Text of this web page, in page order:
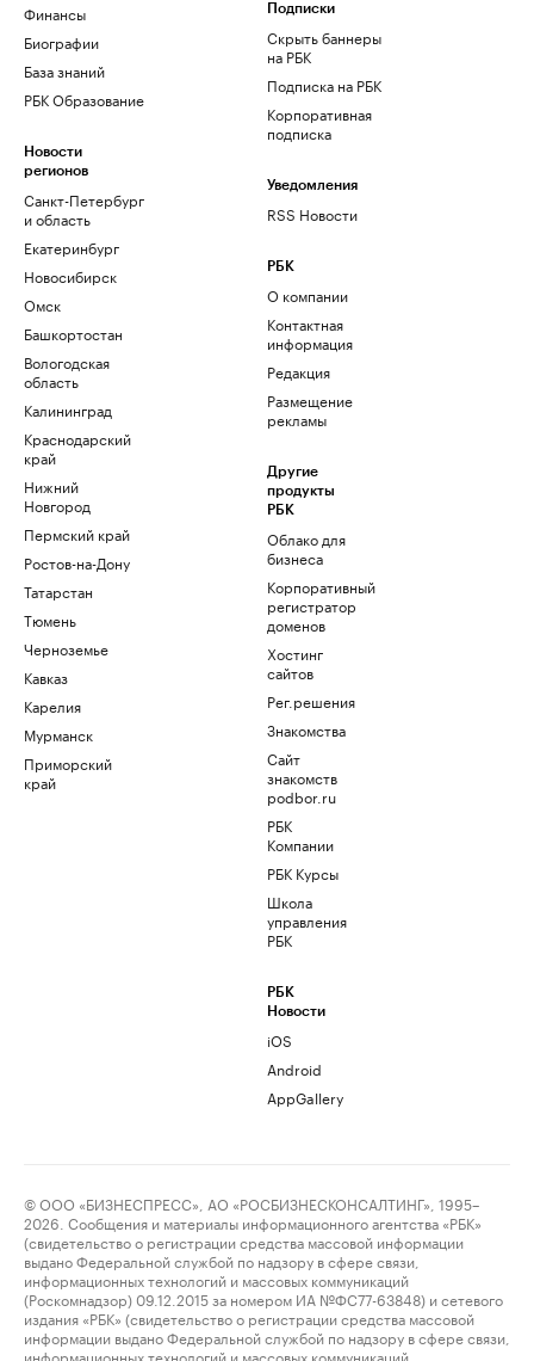
Финансы
Биографии
База знаний
РБК Образование
Новости
регионов
Санкт-Петербург
и область
Екатеринбург
Новосибирск
Омск
Башкортостан
Вологодская
область
Калининград
Краснодарский
край
Нижний
Новгород
Пермский край
Ростов-на-Дону
Татарстан
Тюмень
Черноземье
Кавказ
Карелия
Мурманск
Приморский
край
Подписки
Скрыть баннеры
на РБК
Подписка на РБК
Корпоративная
подписка
Уведомления
RSS Новости
РБК
О компании
Контактная
информация
Редакция
Размещение
рекламы
Другие
продукты
РБК
Облако для
бизнеса
Корпоративный
регистратор
доменов
Хостинг
сайтов
Рег.решения
Знакомства
Сайт
знакомств
podbor.ru
РБК
Компании
РБК Курсы
Школа
управления
РБК
РБК
Новости
iOS
Android
AppGallery
© ООО «БИЗНЕСПРЕСС», АО «РОСБИЗНЕСКОНСАЛТИНГ», 1995–
2026. Сообщения и материалы информационного агентства «РБК»
(свидетельство о регистрации средства массовой информации
выдано Федеральной службой по надзору в сфере связи,
информационных технологий и массовых коммуникаций
(Роскомнадзор) 09.12.2015 за номером ИА №ФС77-63848) и сетевого
издания «РБК» (свидетельство о регистрации средства массовой
информации выдано Федеральной службой по надзору в сфере связи,
информационных технологий и массовых коммуникаций